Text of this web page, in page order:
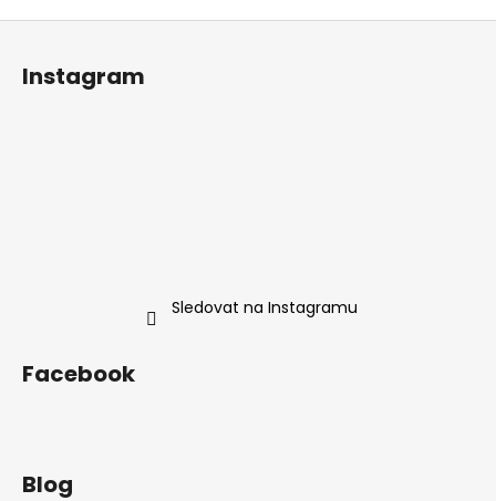
Z
Instagram
Sledovat na Instagramu
Facebook
Blog